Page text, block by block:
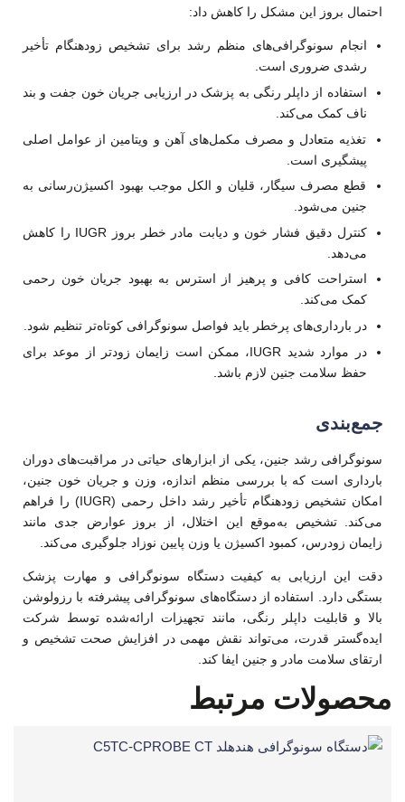
احتمال بروز این مشکل را کاهش داد:
انجام سونوگرافی‌های منظم رشد برای تشخیص زودهنگام تأخیر
رشدی ضروری است.
استفاده از داپلر رنگی به پزشک در ارزیابی جریان خون جفت و بند
ناف کمک می‌کند.
تغذیه متعادل و مصرف مکمل‌های آهن و ویتامین از عوامل اصلی
پیشگیری است.
قطع مصرف سیگار، قلیان و الکل موجب بهبود اکسیژن‌رسانی به
جنین می‌شود.
کنترل دقیق فشار خون و دیابت مادر خطر بروز IUGR را کاهش
می‌دهد.
استراحت کافی و پرهیز از استرس به بهبود جریان خون رحمی
کمک می‌کند.
در بارداری‌های پرخطر باید فواصل سونوگرافی کوتاه‌تر تنظیم شود.
در موارد شدید IUGR، ممکن است زایمان زودتر از موعد برای
حفظ سلامت جنین لازم باشد.
جمع‌بندی
سونوگرافی رشد جنین، یکی از ابزارهای حیاتی در مراقبت‌های دوران
بارداری است که با بررسی منظم اندازه، وزن و جریان خون جنین،
امکان تشخیص زودهنگام تأخیر رشد داخل رحمی (IUGR) را فراهم
می‌کند. تشخیص به‌موقع این اختلال، از بروز عوارض جدی مانند
زایمان زودرس، کمبود اکسیژن یا وزن پایین نوزاد جلوگیری می‌کند.
دقت این ارزیابی به کیفیت دستگاه سونوگرافی و مهارت پزشک
بستگی دارد. استفاده از دستگاه‌های سونوگرافی پیشرفته با رزولوشن
بالا و قابلیت داپلر رنگی، مانند تجهیزات ارائه‌شده توسط شرکت
ایده‌گستر قدرت، می‌تواند نقش مهمی در افزایش صحت تشخیص و
ارتقای سلامت مادر و جنین ایفا کند.
محصولات مرتبط